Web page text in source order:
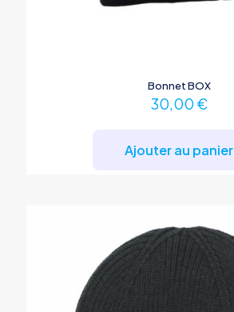
Bonnet BOX
30,00 €
Ajouter au panier